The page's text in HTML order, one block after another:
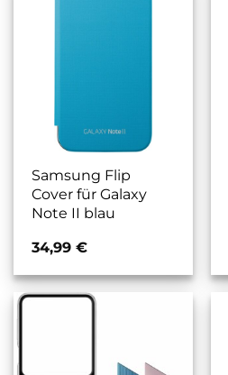
Samsung Flip
Cover für Galaxy
Note II blau
34,99 €